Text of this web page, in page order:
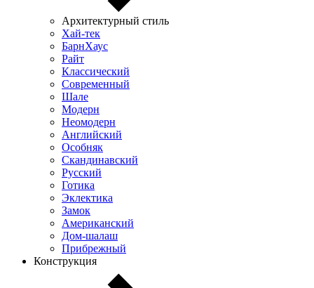
Архитектурный стиль
Хай-тек
БарнХаус
Райт
Классический
Современный
Шале
Модерн
Неомодерн
Английский
Особняк
Скандинавский
Русский
Готика
Эклектика
Замок
Американский
Дом-шалаш
Прибрежный
Конструкция